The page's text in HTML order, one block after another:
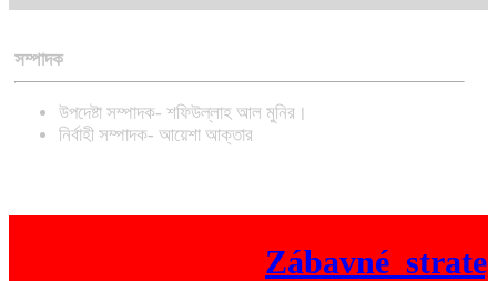
সম্পাদক
উপদেষ্টা সম্পাদক- শফিউল্লাহ আল মুনির।
নির্বাহী সম্পাদক- আয়েশা আক্তার